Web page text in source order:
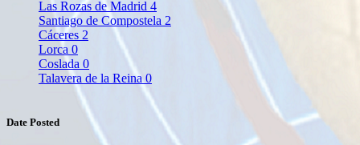
Las Rozas de Madrid 4
Santiago de Compostela 2
Cáceres 2
Lorca 0
Coslada 0
Talavera de la Reina 0
Date Posted